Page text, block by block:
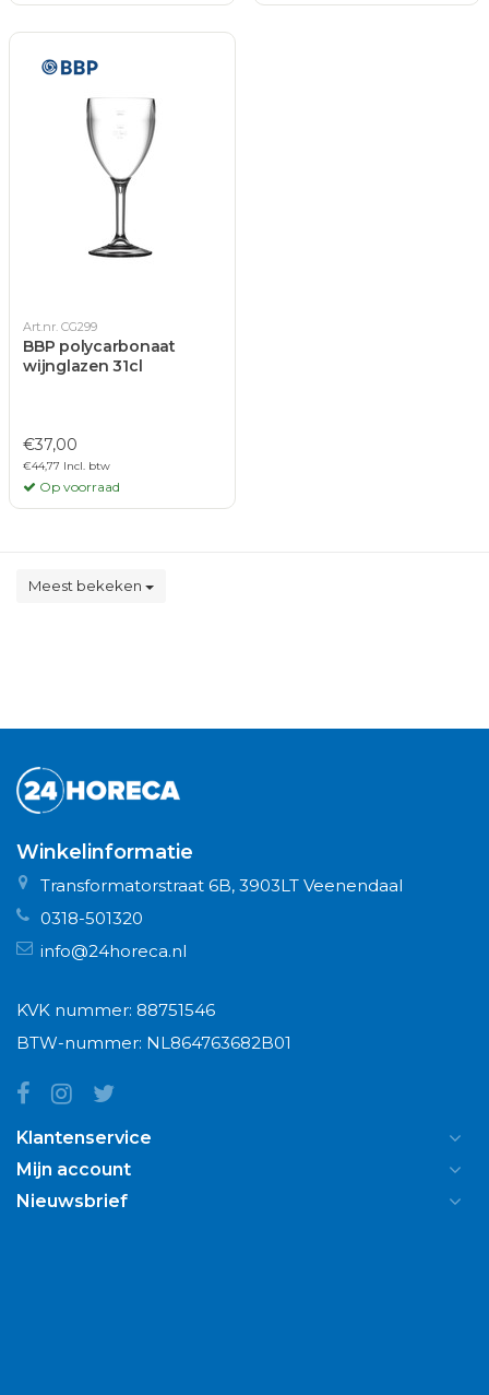
Art.nr. CG299
BBP polycarbonaat
wijnglazen 31cl
€37,00
€44,77 Incl. btw
Op voorraad
Meest bekeken
Winkelinformatie
Transformatorstraat 6B, 3903LT Veenendaal
0318-501320
info@24horeca.nl
KVK nummer: 88751546
BTW-nummer: NL864763682B01
Klantenservice
Mijn account
Nieuwsbrief